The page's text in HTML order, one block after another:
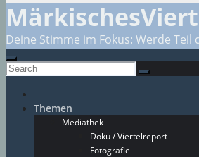
Deine Stimme im Fokus: Werde
Themen
Mediathek
Doku / Viertelreport
Fotografie